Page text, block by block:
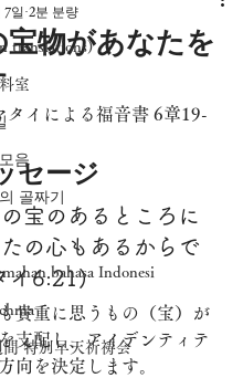
translations)
室
음
골짜기
bahasa Indonesi
間 特別早天祈祷会
物があなたを
7일 2분 분량
タイによる福音書 6章19-
セージ
の宝のあるところに
の心もあるからで
イ6:21)
貴重に思うもの（宝）が
支配し、アイデンティテ
向を決定します。